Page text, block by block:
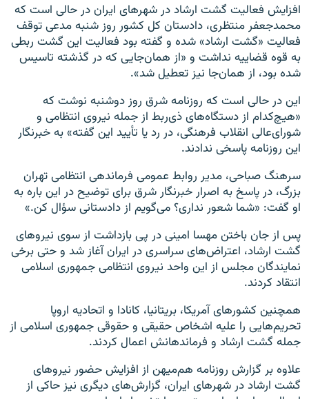
افزایش فعالیت گشت ارشاد در شهرهای ایران در حالی است که
محمدجعفر منتظری، دادستان کل کشور روز شنبه مدعی توقف
فعالیت «گشت ارشاد» شده و گفته بود فعالیت این گشت ربطی
به قوه قضاییه نداشت و «از همان‌جایی که در گذشته تاسیس
شده بود، از همان‌جا نیز تعطیل شد».
این در حالی است که روزنامه شرق روز دوشنبه نوشت که
«هیچ‌کدام از دستگاه‌های ذی‌ربط از جمله نیروی انتظامی و
شورای‌عالی انقلاب فرهنگی، در رد یا تأیید این گفته» به خبرنگار
این روزنامه پاسخی ندادند.
سرهنگ صباحی، مدیر روابط عمومی فرماندهی انتظامی تهران
بزرگ، در پاسخ به اصرار خبرنگار شرق برای توضیح در این باره به
او گفت: «شما شعور نداری؟ می‌گویم از دادستانی سؤال کن.»
پس از جان باختن مهسا امینی در پی بازداشت از سوی نیروهای
گشت ارشاد، اعتراض‌های سراسری در ایران آغاز شد و حتی برخی
نمایندگان مجلس از این واحد نیروی انتظامی جمهوری اسلامی
انتقاد کردند.
همچنین کشورهای آمریکا، بریتانیا، کانادا و اتحادیه اروپا
تحریم‌هایی را علیه اشخاص حقیقی و حقوقی جمهوری اسلامی از
جمله گشت ارشاد و فرماندهانش اعمال کردند.
علاوه بر گزارش روزنامه هم‌میهن از افزایش حضور نیروهای
گشت ارشاد در شهرهای ایران، گزارش‌های دیگری نیز حاکی از